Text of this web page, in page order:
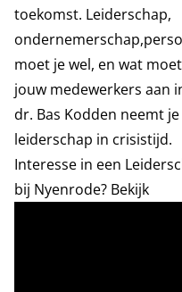
toekomst. Leiderschap,
moet je wel, en wat
jouw medewerkers aan
dr. Bas Kodden neemt
leiderschap in crisistijd.
Interesse in een
bij Nyenrode? Bekijk